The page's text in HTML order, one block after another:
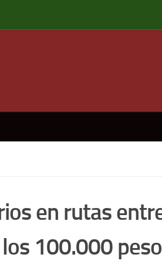
en rutas
100.000